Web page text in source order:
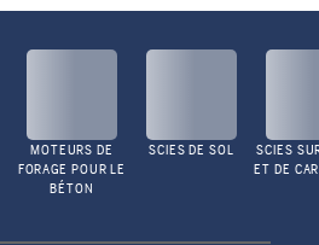
MOTEURS DE
FORAGE POUR LE
BÉTON
SCIES DE SOL
SCIES
ET DE